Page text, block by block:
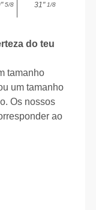
5/8
31"1/8
do teu
tamanho
um tamanho
Os nossos
ao